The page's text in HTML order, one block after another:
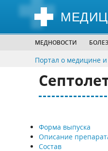
МЕДНОВОСТИ
Портал о медицине и
Форма выпуска
Описание
Состав